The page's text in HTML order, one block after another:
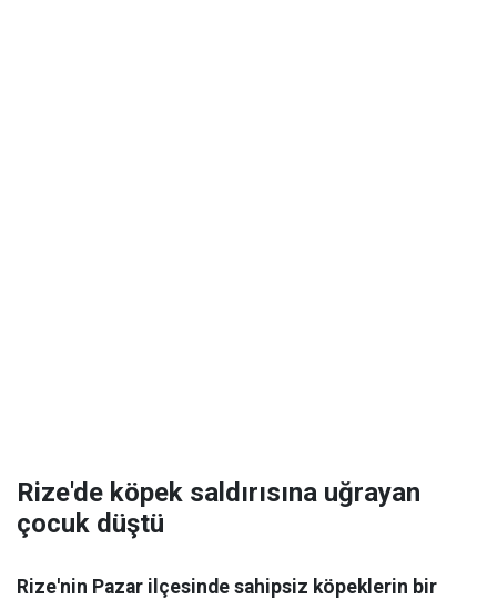
Rize'de köpek saldırısına uğrayan
çocuk düştü
Rize'nin Pazar ilçesinde sahipsiz köpeklerin bir